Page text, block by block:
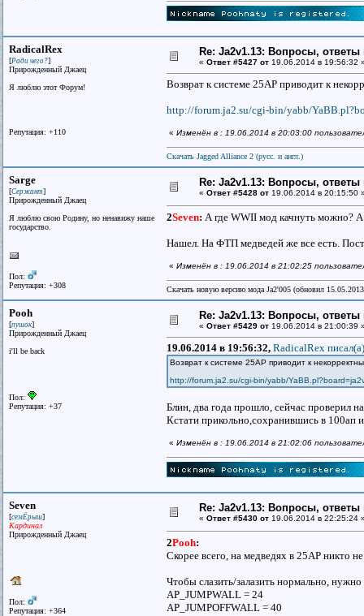
RadicalRex
[Ради чего?]
Прирожденный Джаец
Я люблю этот Форум!
Репутация: +110
Re: Ja2v1.13: Вопросы,
« Ответ #5427 от 19.06.2014 в 19:56:32
Возврат к системе 25AP приводит к
http://forum.ja2.su/cgi-bin/yabb/
« Изменён в : 19.06.2014 в 20:03:00
Скачать Jagged Alliance 2 (русс. и англ.)
Sarge
[Сержант]
Прирожденный Джаец
Я люблю свою Родину, но ненавижу наше
государство.
Пол:
Репутация: +308
Re: Ja2v1.13: Вопросы,
« Ответ #5428 от 19.06.2014 в 20:15:50
2Seven: А где WWII мод качнуть можно? А
Нашел. На ФТП медведей же все есть.
« Изменён в : 19.06.2014 в 21:02:25
Скачать новую версию мода Ja2'005 (обновил
Pooh
[пушок]
Прирожденный Джаец
i'll be back
Пол:
Репутация: +37
Re: Ja2v1.13: Вопросы,
« Ответ #5429 от 19.06.2014 в 21:00:39
19.06.2014 в 19:56:32, RadicalRex писал(a)
Возврат к системе 25AP приводит к
http://forum.ja2.su/cgi-bin/yabb/
Блин, два года прошло, сейчас проверил
Кстати прикольно,сохранившись в 100ап
« Изменён в : 19.06.2014 в 21:02:06
Seven
[семЁрыш]
Кардинал
Прирожденный Джаец
Пол:
Репутация: +364
Re: Ja2v1.13: Вопросы,
« Ответ #5430 от 19.06.2014 в 22:25:24
2Pooh:
Скорее всего, на медведях в 25AP никто
Чтобы слазить/залазить нормально,
AP_JUMPWALL = 24
AP_JUMPOFFWALL = 40